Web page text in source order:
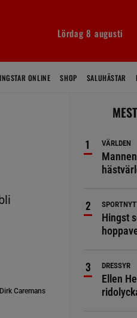
Lördag 8 augusti
ONLINE SHOP SALUHÄSTAR
Dirk Caremans
VÄRLDEN
Hingst
DRESSYR
Ellen